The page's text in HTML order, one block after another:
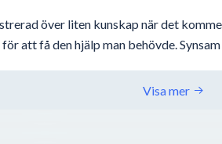
över liten kunskap när det
att få den hjälp man behövde.
Visa mer